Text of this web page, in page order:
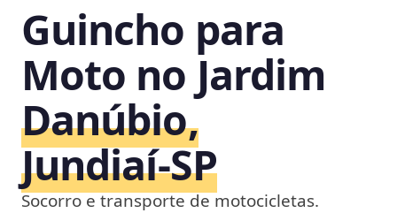
Guincho para
Moto no Jardim
Danúbio,
Jundiaí‑SP
Socorro e transporte de motocicletas.